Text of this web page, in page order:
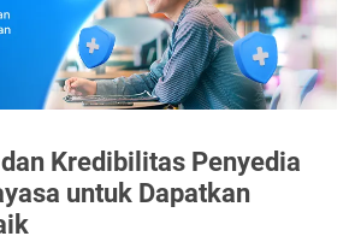
Kredibilitas Penyedia
untuk Dapatkan